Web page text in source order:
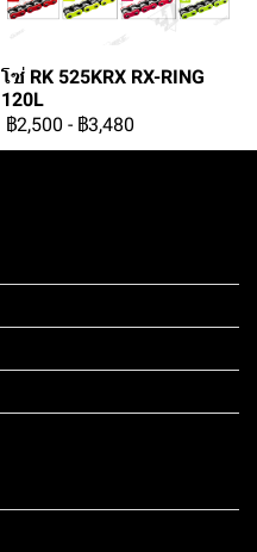
โซ่ RK 525KRX RX-RING
120L
฿2,500 - ฿3,480